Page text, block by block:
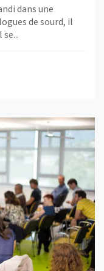
dans une
de sourd, il
parent